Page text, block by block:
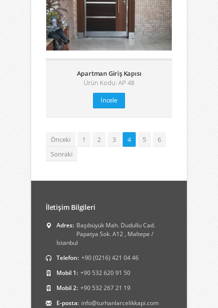
Apartman Giriş Kapısı
Ürün Kodu: AP 48
İncele
Önceki 1 2 3 4 5
6
Sonraki
İletişim Bilgileri
Adres: Başıbüyük Mah. Dudullu Cad.
Papatya Sok. A12 , Maltepe /
İstanbul
Telefon: +90 (0216) 421 04 46
Mobil 1: +90 532 620 91 50
Mobil 2: +90 532 267 21 19
E-posta: info@turhanlarcelikkapi.com